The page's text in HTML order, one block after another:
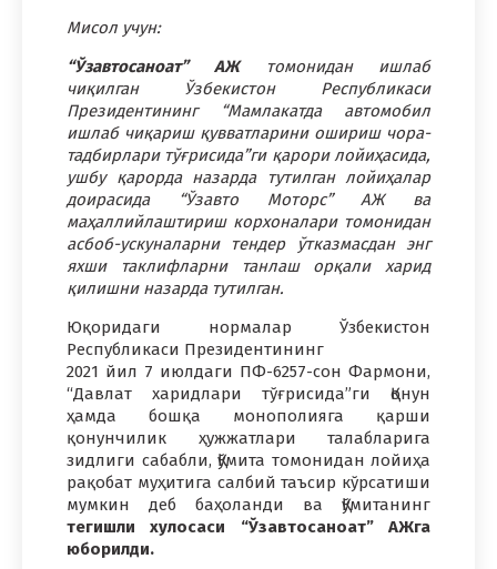
Мисол учун:
“Ўзавтосаноат” АЖтомонидан ишлаб
чиқилган Ўзбекистон Республикаси
Президентининг “Мамлакатда автомобил
ишлаб чиқариш қувватларини ошириш чора-
тадбирлари тўғрисида”ги қарори лойиҳасида,
ушбу қарорда назарда тутилган лойиҳалар
доирасида “Ўзавто Моторс” АЖ ва
маҳаллийлаштириш корхоналари томонидан
асбоб-ускуналарни тендер ўтказмасдан энг
яхши таклифларни танлаш орқали харид
қилишни назарда тутилган.
Юқоридаги нормалар Ўзбекистон
Республикаси Президентининг
2021 йил 7 июлдаги ПФ-6257-сон Фармони,
“Давлат харидлари тўғрисида”ги Қонун
ҳамда бошқа монополияга қарши
қонунчилик ҳужжатлари талабларига
зидлиги сабабли, Қўмита томонидан лойиҳа
рақобат муҳитига салбий таъсир кўрсатиши
мумкин деб баҳоланди ва Қўмитанинг
тегишли хулосаси “Ўзавтосаноат” АЖга
юборилди.